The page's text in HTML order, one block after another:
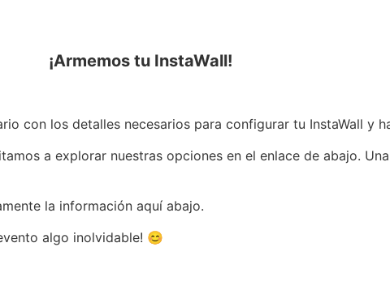
¡Armemos tu InstaWall!
con los detalles necesarios para configurar tu InstaWall y
a explorar nuestras opciones en el enlace de abajo.
la información aquí abajo.
algo inolvidable! 😊